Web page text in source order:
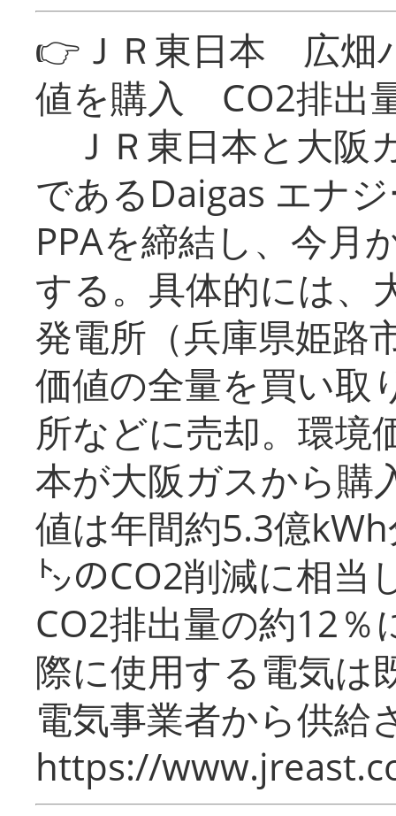
👉ＪＲ東日本 広畑
値を購入 CO2排出
ＪＲ東日本と大阪
であるDaigas エナ
PPAを締結し、今月
する。具体的には、
発電所（兵庫県姫路
価値の全量を買い取
所などに売却。環境
本が大阪ガスから購
値は年間約5.3億
㌧のCO2削減に相当
CO2排出量の約12％
際に使用する電気は
電気事業者から供給
https://